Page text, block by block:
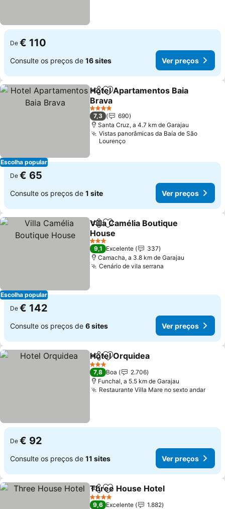
De € 110
Consulte os preços de 16 sites Ver preços
Escolha popular
PartilharAdicionar aos favoritos
Hotel Apartamentos Baia
Brava
Ver preços
4 Estrelas
7,3
690
Santa Cruz, a 4.7 km de Garajau
Vistas panorâmicas da Baía de São
Lourenço
De € 65
Consulte os preços de 1 site Ver preços
Escolha popular
PartilharAdicionar aos favoritos
Villa Camélia Boutique
House
Ver preços
3 Estrelas
9,1 Excelente
337
Camacha, a 3.8 km de Garajau
Cenário de vila serrana
De € 142
Consulte os preços de 6 sites Ver preços
PartilharAdicionar aos favoritos
Hotel Orquidea
3 Estrelas
7,8 Boa
2.706
Funchal, a 5.5 km de Garajau
Restaurante Villa Mare no sexto andarVer
De € 92
Consulte os preços de 11 sites Ver preços
PartilharAdicionar aos favoritos
Three House Hotel
4 Estrelas
9,6 Excelente
1.882